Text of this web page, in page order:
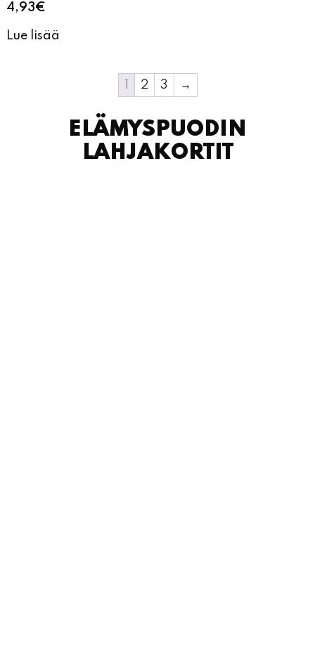
4,93€
Lue lisää
2 3 →
ELÄMYSPUODIN
LAHJAKORTIT